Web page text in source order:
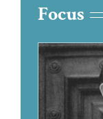
Focus
I.